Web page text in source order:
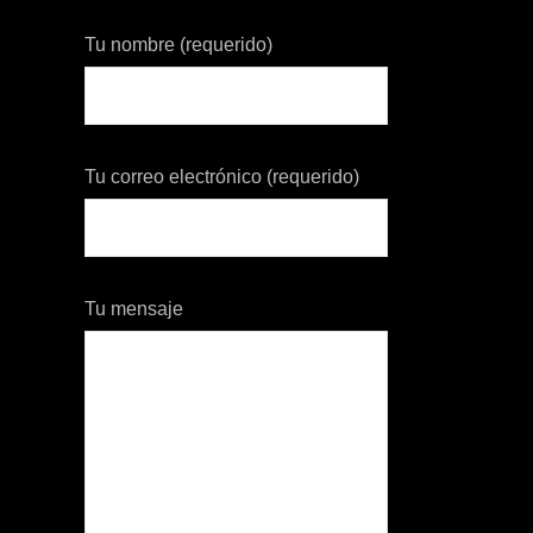
Tu nombre (requerido)
Tu correo electrónico (requerido)
Tu mensaje